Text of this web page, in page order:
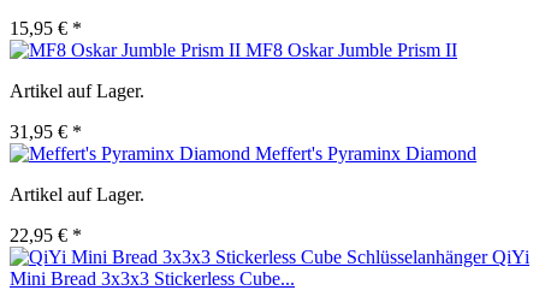
15,95 € *
MF8 Oskar Jumble Prism II
Artikel auf Lager.
31,95 € *
Meffert's Pyraminx Diamond
Artikel auf Lager.
22,95 € *
QiYi
Mini Bread 3x3x3 Stickerless Cube...